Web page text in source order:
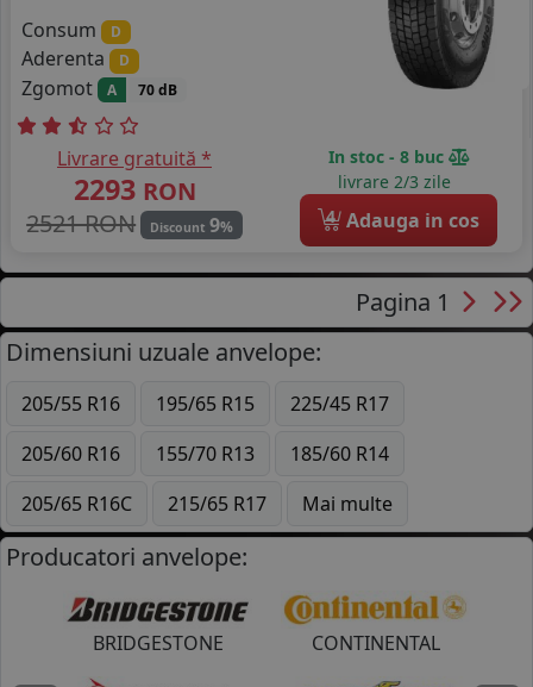
Consum D
Aderenta D
Zgomot A 70 dB
Livrare gratuită *
2293 RON
2521 RON
Discount 9%
In stoc - 8 buc
livrare 2/3 zile
4 Adauga in cos
Pagina 1
Dimensiuni uzuale anvelope:
205/55 R16 195/65 R15
225/45 R17
205/60 R16
155/70 R13
185/60 R14
205/65 R16C
215/65 R17 Mai multe
Producatori anvelope:
BRIDGESTONE CONTINENTAL